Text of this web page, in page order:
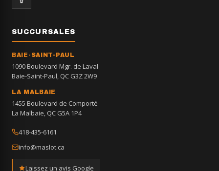
SUCCURSALES
BAIE-SAINT-PAUL
1090 Boulevard Mgr. de Laval
Baie-Saint-Paul, QC G3Z 2W9
LA MALBAIE
1455 Boulevard de Comporté
La Malbaie, QC G5A 1P4
418-435-6161
info@maslot.ca
Laissez un avis Google